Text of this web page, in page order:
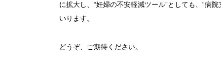
に拡大し、“妊婦の不安軽減ツール”としても、“病
いります。
どうぞ、ご期待ください。